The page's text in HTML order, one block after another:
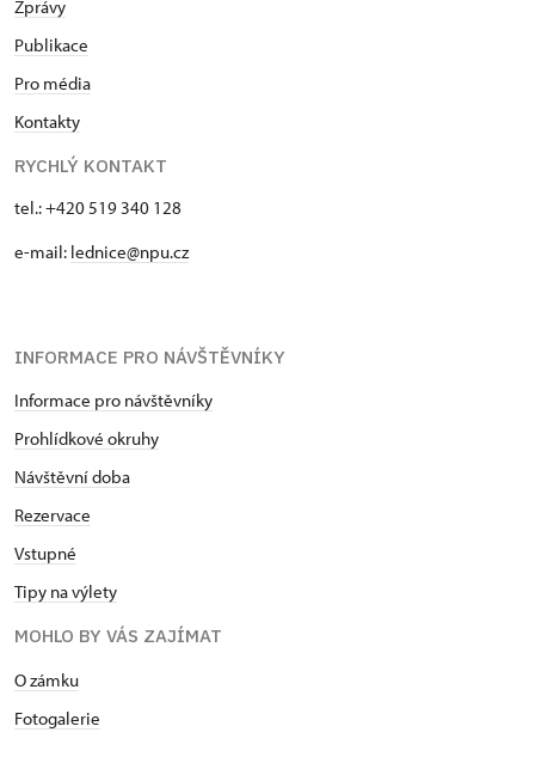
Zprávy
Publikace
Pro média
Kontakty
RYCHLÝ KONTAKT
tel.: +420 519 340 128
e-mail: lednice@npu.cz
INFORMACE PRO NÁVŠTĚVNÍKY
Informace pro návštěvníky
Prohlídkové okruhy
Návštěvní doba
Rezervace
Vstupné
Tipy na výlety
MOHLO BY VÁS ZAJÍMAT
O zámku
Fotogalerie